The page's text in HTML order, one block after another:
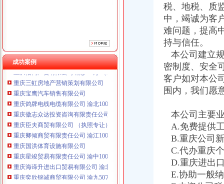
成功案例
重庆海谛升进出口贸易有限公司 渝北100万 （进出口权）
重庆奕欣锦诚商贸有限公司 渝九50万 （工商注册）
重庆信同广告有限公司 渝沙50万 （工商注册）
重庆三虹房地产营销策划有限公司
重庆宝鹰汽车销售有限公司
重庆鸽牌电线电缆有限公司 渝北10010万 (进出口权)
重庆傲志众达投资咨询有限责任公司 渝九1000万 （增资）
重庆臣夫商贸有限公司 （执照专让）
重庆卿倾商贸有限责任公司 渝江100万 （工商注册）
重庆国洪体育设施有限公司
重庆星竣贸易有限责任公司 渝中100万 （进出口权）
重庆海谛升进出口贸易有限公司 渝北100万 （进出口权）
重庆奕欣锦诚商贸有限公司 渝九50万 （工商注册）
重庆信同广告有限公司 渝沙50万 （工商注册）
税、地税、质
中，竭诚为客
难问题，提高
持与信任。
本公司建立
密制度、安全
客户如对本公
围内，我们愿
本公司主要
A.免费提供
B.重庆公司
C.代办重庆
D.重庆进出
E.协助一般